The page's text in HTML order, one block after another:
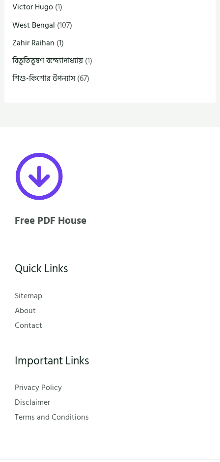
Victor Hugo(1)
West Bengal (107)
Zahir Raihan (1)
বিভূতিভূষণ বন্দ্যোপাধ্যায়(1)
শিশু-কিশোর উপন্যাস(67)
Free PDF House
Quick Links
Sitemap
About
Contact
Important Links
Privacy Policy
Disclaimer
Terms and Conditions